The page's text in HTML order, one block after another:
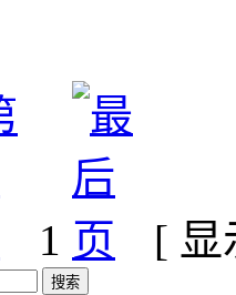
1 [